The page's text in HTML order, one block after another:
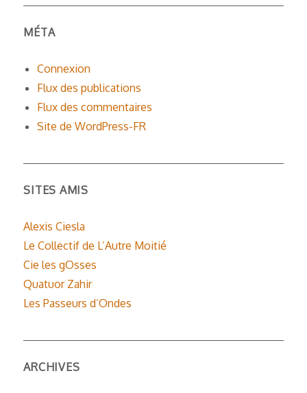
MÉTA
Connexion
Flux des publications
Flux des commentaires
Site de WordPress-FR
SITES AMIS
Alexis Ciesla
Le Collectif de L’Autre Moitié
Cie les gOsses
Quatuor Zahir
Les Passeurs d’Ondes
ARCHIVES